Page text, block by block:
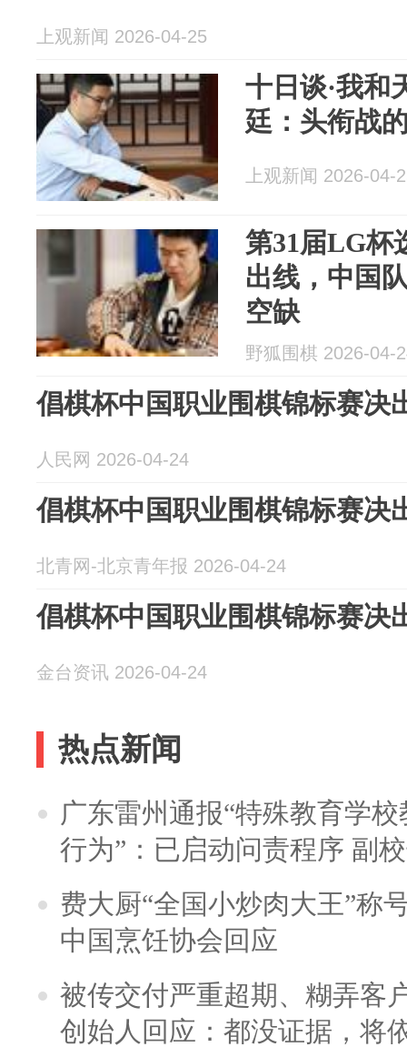
上观新闻 2026-04-25
十日谈·我和
廷：头衔战
上观新闻 2026-04-
第31届LG杯
出线，中国
空缺
野狐围棋 2026-04-
倡棋杯中国职业围棋锦标赛决
人民网 2026-04-24
倡棋杯中国职业围棋锦标赛决
北青网-北京青年报 2026-04-24
倡棋杯中国职业围棋锦标赛决
金台资讯 2026-04-24
热点新闻
广东雷州通报“特殊教育学
行为”：已启动问责程序 副
费大厨“全国小炒肉大王”称
中国烹饪协会回应
被传交付严重超期、糊弄客
创始人回应：都没证据，将